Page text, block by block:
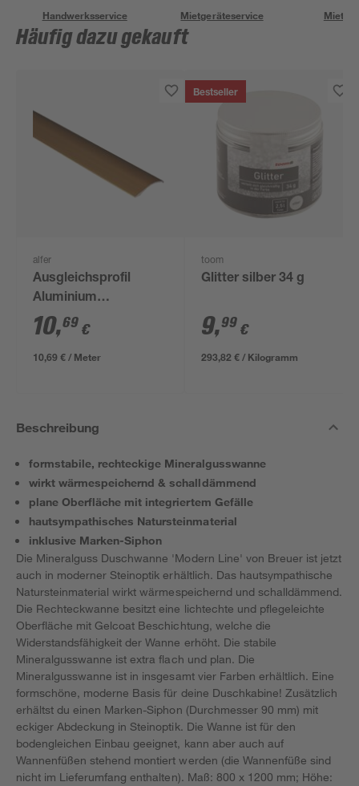
Handwerksservice Mietgeräteservice
Häufig dazu gekauft
alfer
Ausgleichsprofil
Aluminium
messingfarben 1000 x
38,5 mm
10,69 €
10,69 € / Meter
Bestseller
toom
Glitter silber 34 g
9,99 €
293,82 € / Kilogramm
Beschreibung
formstabile, rechteckige Mineralgusswanne
wirkt wärmespeichernd & schalldämmend
plane Oberfläche mit integriertem Gefälle
hautsympathisches Natursteinmaterial
inklusive Marken-Siphon
Die Mineralguss Duschwanne 'Modern Line' von Breuer ist jetzt
auch in moderner Steinoptik erhältlich. Das hautsympathische
Natursteinmaterial wirkt wärmespeichernd und schalldämmend.
Die Rechteckwanne besitzt eine lichtechte und pflegeleichte
Oberfläche mit Gelcoat Beschichtung, welche die
Widerstandsfähigkeit der Wanne erhöht. Die stabile
Mineralgusswanne ist extra flach und plan. Die
Mineralgusswanne ist in insgesamt vier Farben erhältlich. Eine
formschöne, moderne Basis für deine Duschkabine! Zusätzlich
erhältst du einen Marken-Siphon (Durchmesser 90 mm) mit
eckiger Abdeckung in Steinoptik. Die Wanne ist für den
bodengleichen Einbau geeignet, kann aber auch auf
Wannenfüßen stehend montiert werden (die Wannenfüße sind
nicht im Lieferumfang enthalten). Maß: 800 x 1200 mm; Höhe: